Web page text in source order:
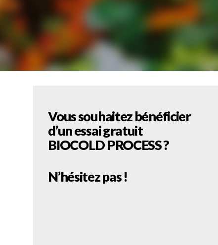
Vous souhaitez bénéficier
d’un essai gratuit
BIOCOLD PROCESS ?
N’hésitez pas !